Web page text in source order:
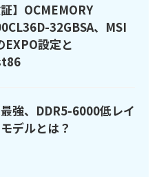
証】OCMEMORY
32GBSA、MSI
EXPO設定と
強、DDR5-6000低レイ
デルとは？